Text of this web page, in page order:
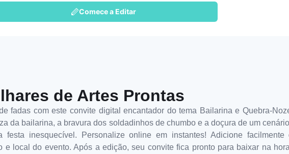
Comece a Editar
de Artes Prontas
fadas com este convite digital encantador do tema Bailarina e Quebra-
da bailarina, a bravura dos soldadinhos de chumbo e a doçura de um
inesquecível. Personalize online em instantes! Adicione
e local do evento. Após a edição, seu convite fica pronto para baixar na